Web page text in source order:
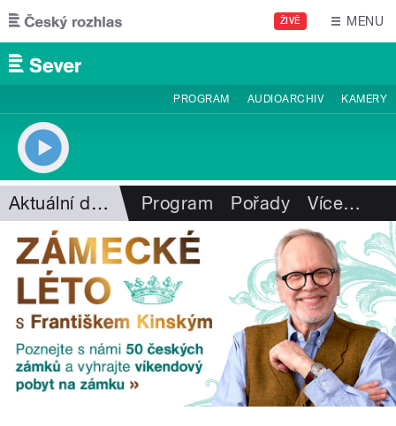
Přejít k hlavnímu obsahu
ŽIVĚ MENU
PROGRAM AUDIOARCHIV KAMERY
Aktuální dění Program Pořady Více…